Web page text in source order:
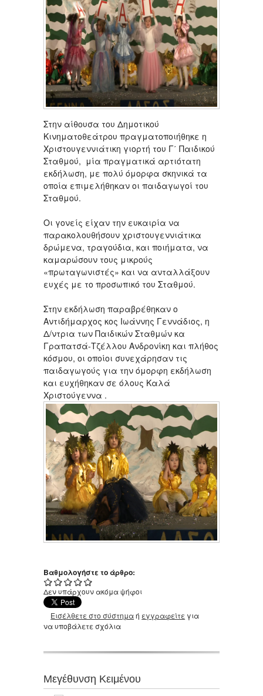
Στην αίθουσα του Δημοτικού
Κινηματοθεάτρου πραγματοποιήθηκε η
Χριστουγεννιάτικη γιορτή του Γ΄ Παιδικού
Σταθμού, μία πραγματικά αρτιότατη
εκδήλωση, με πολύ όμορφα σκηνικά τα
οποία επιμελήθηκαν οι παιδαγωγοί του
Σταθμού.
Οι γονείς είχαν την ευκαιρία να
παρακολουθήσουν χριστουγεννιάτικα
δρώμενα, τραγούδια, και ποιήματα, να
καμαρώσουν τους μικρούς
«πρωταγωνιστές» και να ανταλλάξουν
ευχές με το προσωπικό του Σταθμού.
Στην εκδήλωση παραβρέθηκαν ο
Αντιδήμαρχος κος Ιωάννης Γεννάδιος, η
Δ/ντρια των Παιδικών Σταθμών κα
Γραπατσά-Τζέλλου Ανδρονίκη και πλήθος
κόσμου, οι οποίοι συνεχάρησαν τις
παιδαγωγούς για την όμορφη εκδήλωση
και ευχήθηκαν σε όλους Καλά
Χριστούγεννα .
Βαθμολογήστε το άρθρο:
Δεν υπάρχουν ακόμα ψήφοι
Εισέλθετε στο σύστημαή εγγραφείτε για
να υποβάλετε σχόλια
Μεγέθυνση Κειμένου